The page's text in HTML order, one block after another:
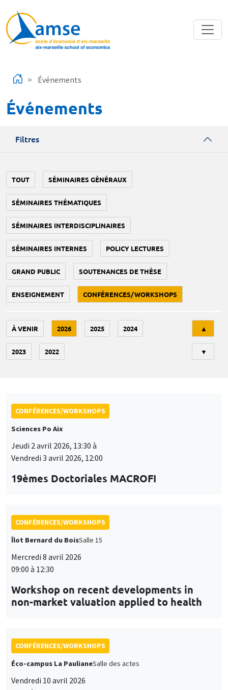
Événements
Événements
Filtres
TOUT SÉMINAIRES GÉNÉRAUX
SÉMINAIRES THÉMATIQUES
SÉMINAIRES INTERDISCIPLINAIRES
SÉMINAIRES INTERNES POLICY LECTURES
GRAND PUBLIC SOUTENANCES DE THÈSE
ENSEIGNEMENT CONFÉRENCES/WORKSHOPS
À VENIR 2026 2025 2024
2023 2022
▲
▼
CONFÉRENCES/WORKSHOPS
Sciences Po Aix
Jeudi 2 avril 2026, 13:30 à
Vendredi 3 avril 2026, 12:00
19èmes Doctoriales MACROFI
CONFÉRENCES/WORKSHOPS
Îlot Bernard du BoisSalle 15
Mercredi 8 avril 2026
09:00 à 12:30
Workshop on recent developments in
non-market valuation applied to health
CONFÉRENCES/WORKSHOPS
Éco-campus La PaulianeSalle des actes
Vendredi 10 avril 2026